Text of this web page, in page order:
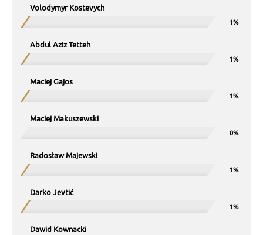
Volodymyr Kostevych
Abdul Aziz Tetteh
Maciej Gajos
Maciej Makuszewski
Radosław Majewski
Darko Jevtić
Dawid Kownacki